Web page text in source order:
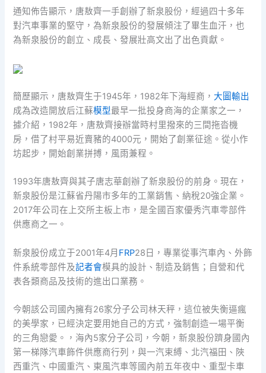
通知佈告顯示，唐敖齊一手創辦了新泉股份，經過四十多年
對汽車事業的堅守，為新泉股份的發展傾注了畢生血汗，也
為新泉股份的創立、成長、發展壯高文出了出色貢獻。
簡歷顯示，唐敖齊生于1945年，1982年下海經商，大圖輸出
成為改造開放后江蘇模型最早一批投身商海的企業家之一，
據介紹，1982年，唐敖齊接辦當時村里撥來的三間拖沓機
房，借了村平易近賣豬的4000元，開始了創業征途。從小作
坊起步，開始創業拼搏，風雨兼程。
1993年唐敖齊與其子唐志華創辦了新泉股份的前身。現在，
新泉股份是江蘇省丹陽市多年的工業銷售、納稅20強企業。
2017年公司在上交所主板上市，是全國百家優秀汽車零部件
供應商之一。
新泉股份成立于2001年4月 FRP28日，專業從事汽車內、外飾
件系統零部件及記者會模具的設計、制造及銷售；自營和代
表各類商品及技術的進出口業務。
今朝該公司國內擁有26家分子公司林天秤，這位被失衡逼瘋
的美學家，已經決定要用她自己的方式，強制創造一場平衡
的三角戀愛。，海內5家分子公司，今朝，新泉股份躋身國內
第一梯隊汽車飾件供應商行列，與一汽束縛、北汽福田、陜
西重汽、中國重汽、東風汽車等國內前五年夜中、重型卡車